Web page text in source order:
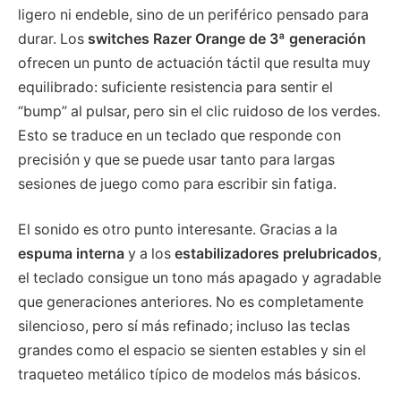
ligero ni endeble, sino de un periférico pensado para
durar. Los switches Razer Orange de 3ª generación
ofrecen un punto de actuación táctil que resulta muy
equilibrado: suficiente resistencia para sentir el
“bump” al pulsar, pero sin el clic ruidoso de los verdes.
Esto se traduce en un teclado que responde con
precisión y que se puede usar tanto para largas
sesiones de juego como para escribir sin fatiga.
El sonido es otro punto interesante. Gracias a la
espuma interna y a los estabilizadores prelubricados,
el teclado consigue un tono más apagado y agradable
que generaciones anteriores. No es completamente
silencioso, pero sí más refinado; incluso las teclas
grandes como el espacio se sienten estables y sin el
traqueteo metálico típico de modelos más básicos.